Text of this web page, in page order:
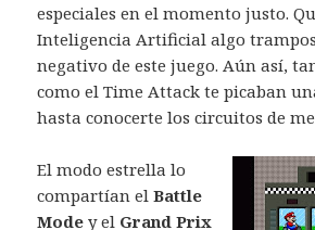
especiales en el momento justo.
Inteligencia Artificial algo
negativo de este juego. Aún así,
como el Time Attack te picaban
hasta conocerte los circuitos de
El modo estrella lo
compartían elBattle
Mode y el Grand Prix